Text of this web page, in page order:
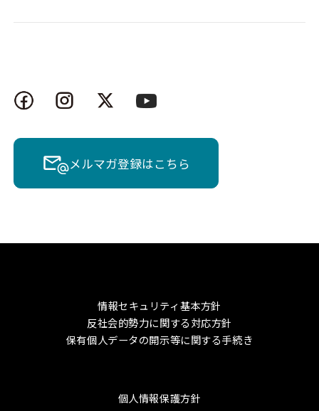
メルマガ登録はこちら
情報セキュリティ基本方針
反社会的勢力に関する対応方針
保有個人データの開示等に関する手続き
個人情報保護方針